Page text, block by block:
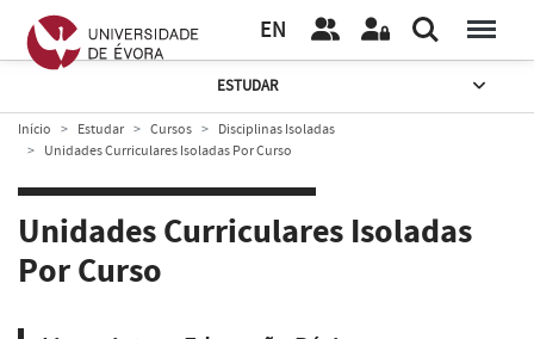
EN
ESTUDAR
Início Estudar Cursos
Disciplinas Isoladas
Unidades Curriculares Isoladas Por Curso
Unidades Curriculares Isoladas
Por Curso